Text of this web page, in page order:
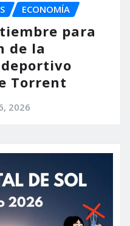
ECONOMÍA
para
de la
Torrent
2026